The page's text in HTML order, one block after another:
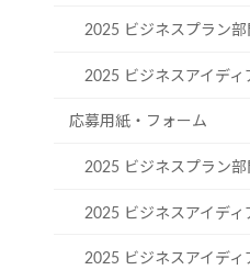
2025 ビジネスプラン
2025 ビジネスアイデ
応募用紙・フォーム
2025 ビジネスプラン
2025 ビジネスアイデ
2025 ビジネスアイデ